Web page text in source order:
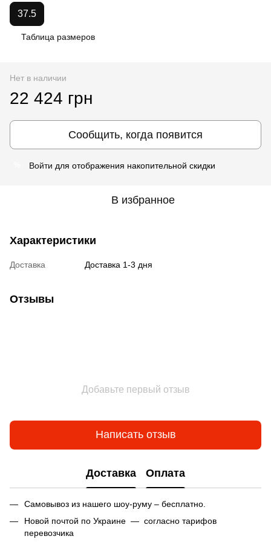
37.5
Таблица размеров
Нет в наличии
22 424 грн
Сообщить, когда появится
Войти для отображения накопительной скидки
В избранное
Характеристики
Доставка Доставка 1-3 дня
Отзывы
Добавьте первый отзыв
Написать отзыв
Доставка Оплата
Самовывоз из нашего шоу-руму – бесплатно.
Новой почтой по Украине — согласно тарифов
перевозчика